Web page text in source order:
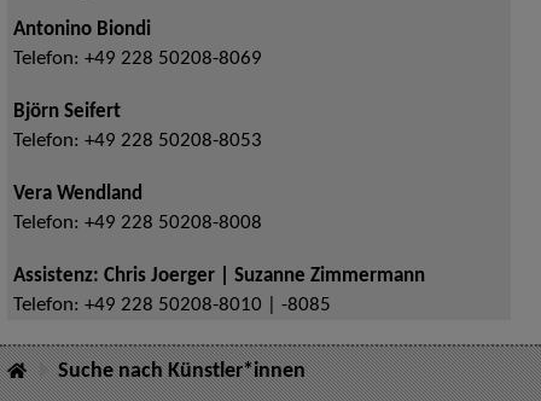
Antonino Biondi
Telefon: +49 228 50208-8069
Björn Seifert
Telefon: +49 228 50208-8053
Vera Wendland
Telefon: +49 228 50208-8008
Assistenz: Chris Joerger | Suzanne Zimmermann
Telefon: +49 228 50208-8010 | -8085
Suche nach Künstler*innen